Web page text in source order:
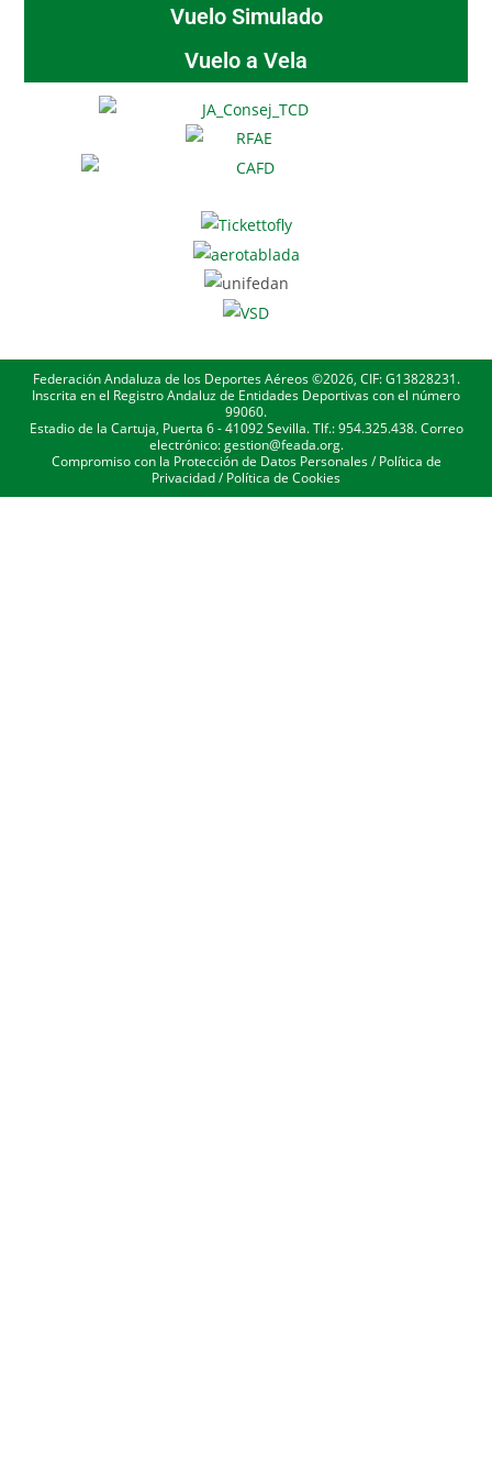
Vuelo Simulado
Vuelo a Vela
Federación Andaluza de los Deportes Aéreos ©2026, CIF: G13828231.
Inscrita en el Registro Andaluz de Entidades Deportivas con el número
99060.
Estadio de la Cartuja, Puerta 6 - 41092 Sevilla. Tlf.: 954.325.438. Correo
electrónico: gestion@feada.org.
Compromiso con la Protección de Datos Personales/Política de
Privacidad/Política de Cookies